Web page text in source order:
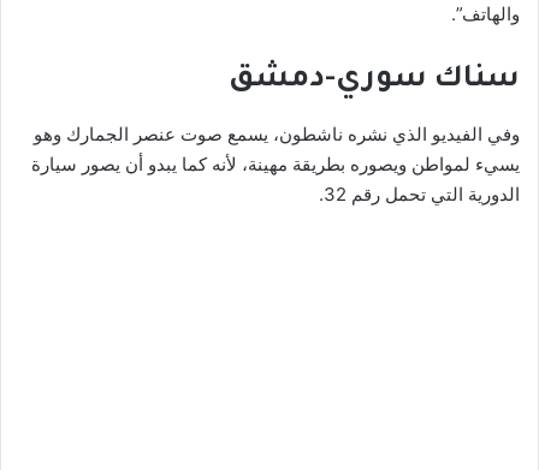
والهاتف”.
سناك سوري-دمشق
وفي الفيديو الذي نشره ناشطون، يسمع صوت عنصر الجمارك وهو
يسيء لمواطن ويصوره بطريقة مهينة، لأنه كما يبدو أن يصور سيارة
الدورية التي تحمل رقم 32.